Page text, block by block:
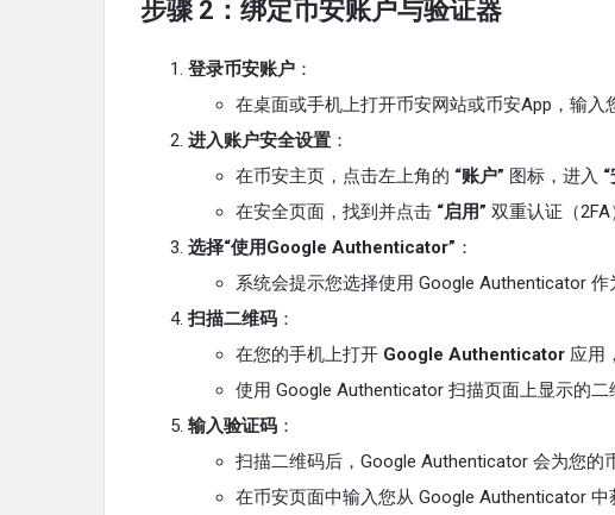
步骤 2：绑定币安账户与验证器
登录币安账户 ：
在桌面或手机上打开币安网站或币安App，输入
进入账户安全设置 ：
在币安主页，点击左上角的 “账户” 图标，进入
在安全页面，找到并点击 “启用” 双重认证（2FA
选择“使用Google Authenticator” ：
系统会提示您选择使用 Google Authenticator
扫描二维码 ：
在您的手机上打开 Google Authenticator 应用
使用 Google Authenticator 扫描页面上显示的二
输入验证码 ：
扫描二维码后，Google Authenticator 会为您的
在币安页面中输入您从 Google Authenticator 中